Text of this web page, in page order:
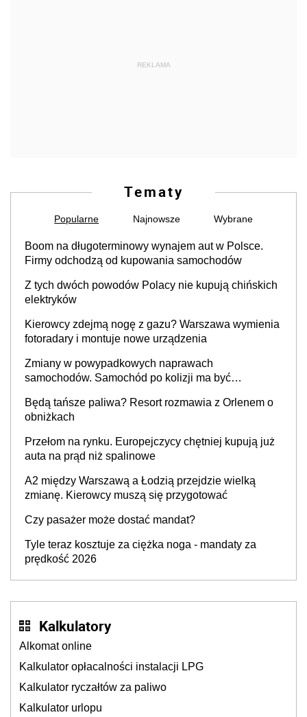
REKLAMA
Tematy
Popularne Najnowsze Wybrane
Boom na długoterminowy wynajem aut w Polsce.
Firmy odchodzą od kupowania samochodów
Z tych dwóch powodów Polacy nie kupują chińskich
elektryków
Kierowcy zdejmą nogę z gazu? Warszawa wymienia
fotoradary i montuje nowe urządzenia
Zmiany w powypadkowych naprawach
samochodów. Samochód po kolizji ma być
producenta
Będą tańsze paliwa? Resort rozmawia z Orlenem o
obniżkach
Przełom na rynku. Europejczycy chętniej kupują już
auta na prąd niż spalinowe
A2 między Warszawą a Łodzią przejdzie wielką
zmianę. Kierowcy muszą się przygotować
Czy pasażer może dostać mandat?
Tyle teraz kosztuje za ciężka noga - mandaty za
prędkość 2026
Kalkulatory
Alkomat online
Kalkulator opłacalności instalacji LPG
Kalkulator ryczałtów za paliwo
Kalkulator urlopu